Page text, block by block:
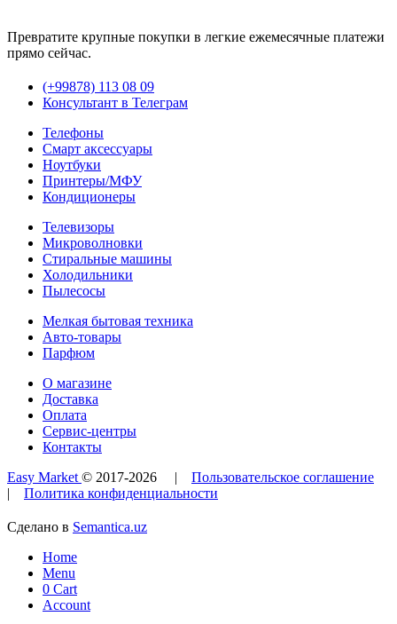
Превратите крупные покупки в легкие ежемесячные платежи
прямо сейчас.
(+99878) 113 08 09
Консультант в Телеграм
Телефоны
Смарт аксессуары
Ноутбуки
Принтеры/МФУ
Кондиционеры
Телевизоры
Микроволновки
Стиральные машины
Холодильники
Пылесосы
Мелкая бытовая техника
Авто-товары
Парфюм
О магазине
Доставка
Оплата
Сервис-центры
Контакты
Easy Market © 2017-2026 | Пользовательское соглашение
| Политика конфиденциальности
Сделано в Semantica.uz
Home
Menu
0 Cart
Account